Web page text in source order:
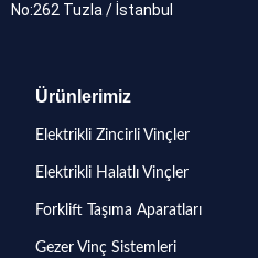
No:262 Tuzla / İstanbul
Ürünlerimiz
Elektrikli Zincirli Vinçler
Elektrikli Halatlı Vinçler
Forklift Taşıma Aparatları
Gezer Vinç Sistemleri